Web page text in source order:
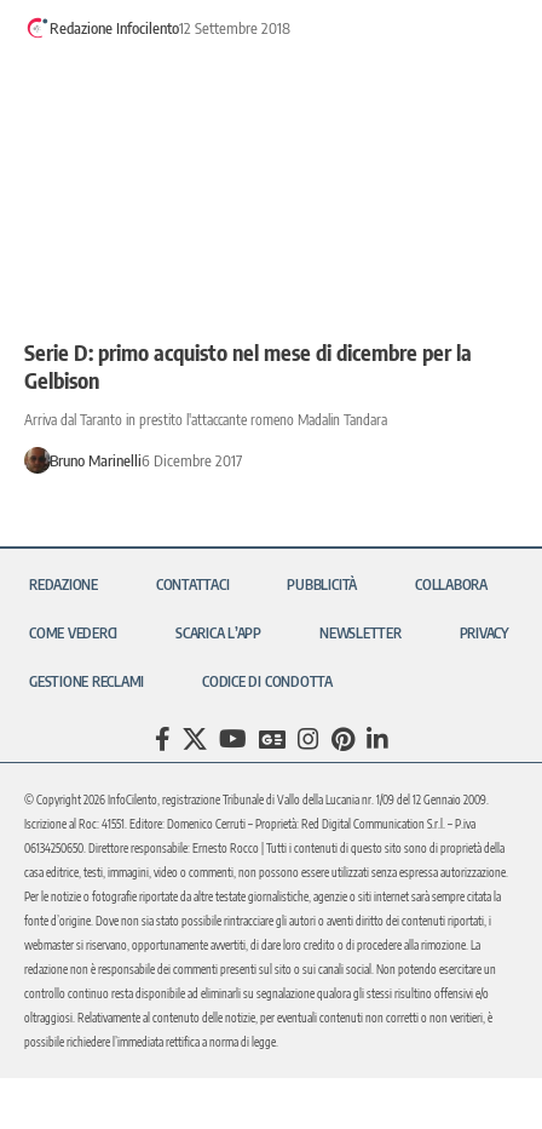
Redazione Infocilento12 Settembre 2018
Serie D: primo acquisto nel mese di dicembre per la
Gelbison
Arriva dal Taranto in prestito l'attaccante romeno Madalin Tandara
Bruno Marinelli6 Dicembre 2017
REDAZIONE CONTATTACI PUBBLICITÀ COLLABORA
COME VEDERCI SCARICA L’APP NEWSLETTER PRIVACY
GESTIONE RECLAMI CODICE DI CONDOTTA
© Copyright 2026 InfoCilento, registrazione Tribunale di Vallo della Lucania nr. 1/09 del 12 Gennaio 2009.
Iscrizione al Roc: 41551. Editore: Domenico Cerruti – Proprietà: Red Digital Communication S.r.l. – P.iva
06134250650. Direttore responsabile: Ernesto Rocco | Tutti i contenuti di questo sito sono di proprietà della
casa editrice, testi, immagini, video o commenti, non possono essere utilizzati senza espressa autorizzazione.
Per le notizie o fotografie riportate da altre testate giornalistiche, agenzie o siti internet sarà sempre citata la
fonte d’origine. Dove non sia stato possibile rintracciare gli autori o aventi diritto dei contenuti riportati, i
webmaster si riservano, opportunamente avvertiti, di dare loro credito o di procedere alla rimozione. La
redazione non è responsabile dei commenti presenti sul sito o sui canali social. Non potendo esercitare un
controllo continuo resta disponibile ad eliminarli su segnalazione qualora gli stessi risultino offensivi e/o
oltraggiosi. Relativamente al contenuto delle notizie, per eventuali contenuti non corretti o non veritieri, è
possibile richiedere l’immediata rettifica a norma di legge.